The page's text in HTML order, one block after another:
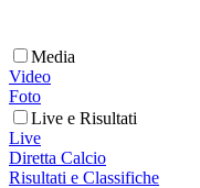
Media
Video
Foto
Live e Risultati
Live
Diretta Calcio
Risultati e Classifiche